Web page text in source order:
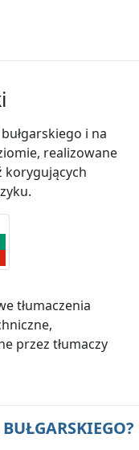
i na
realizowane
korygujących
tłumaczenia
przez tłumaczy
BUŁGARSKIEGO?